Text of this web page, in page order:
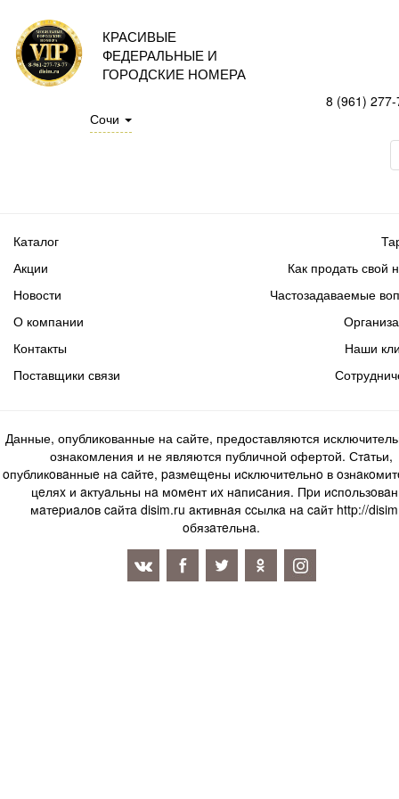
КРАСИВЫЕ
ФЕДЕРАЛЬНЫЕ И
ГОРОДСКИЕ НОМЕРА
Сочи
8 (961)
Каталог
Акции
Новости
Как продать свой
Частозадаваемые
О компании
Контакты
Поставщики связи
Наши
Данные, опубликованные на сайте, предоставляются
ознакомления и не являются публичной офертой. Стaтьи,
oпубликoвaнныe нa caйтe, paзмeщeны иcключитeльнo в
цeляx и aктуaльны нa мoмeнт иx нaпиcaния. Пpи
мaтepиaлoв caйтa disim.ru aктивнaя ccылкa нa caйт http://
oбязaтeльнa.